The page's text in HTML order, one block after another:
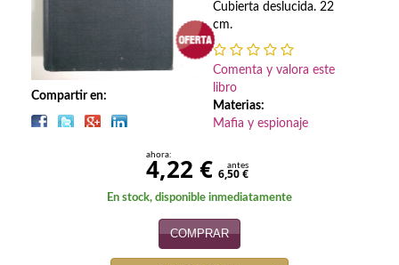
Cine
Cocina
Compartir en:
Cubierta deslucida. 22
cm.
Comenta y valora este
libro
Materias:
Mafia y espionaje
ahora:
4,22 € antes
6,50 €
En stock, disponible inmediatamente
COMPRAR